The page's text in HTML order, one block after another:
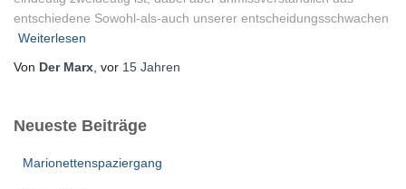
entschiedene Sowohl-als-auch unserer entscheidungsschwachen
Weiterlesen
Von Der Marx , vor 15 Jahren
Neueste Beiträge
Marionettenspaziergang